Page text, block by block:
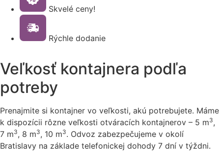
Skvelé ceny!
Rýchle dodanie
Veľkosť kontajnera podľa
potreby
Prenajmite si kontajner vo veľkosti, akú potrebujete. Máme
k dispozícii rôzne veľkosti otváracích kontajnerov – 5 m3,
7 m3, 8 m3, 10 m3. Odvoz zabezpečujeme v okolí
Bratislavy na základe telefonickej dohody 7 dní v týždni.